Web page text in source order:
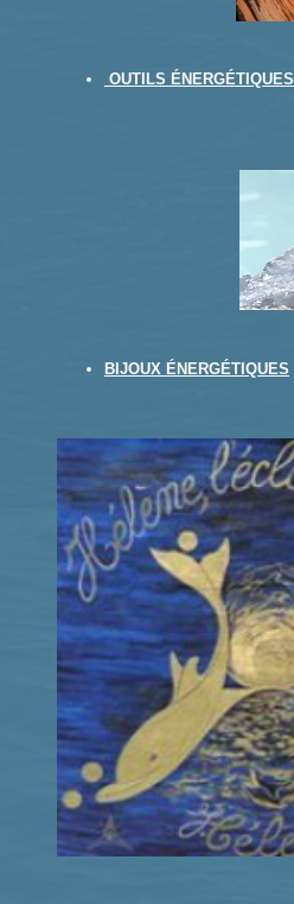
OUTILS ÉNERGÉTIQUES
BIJOUX ÉNERGÉTIQUES